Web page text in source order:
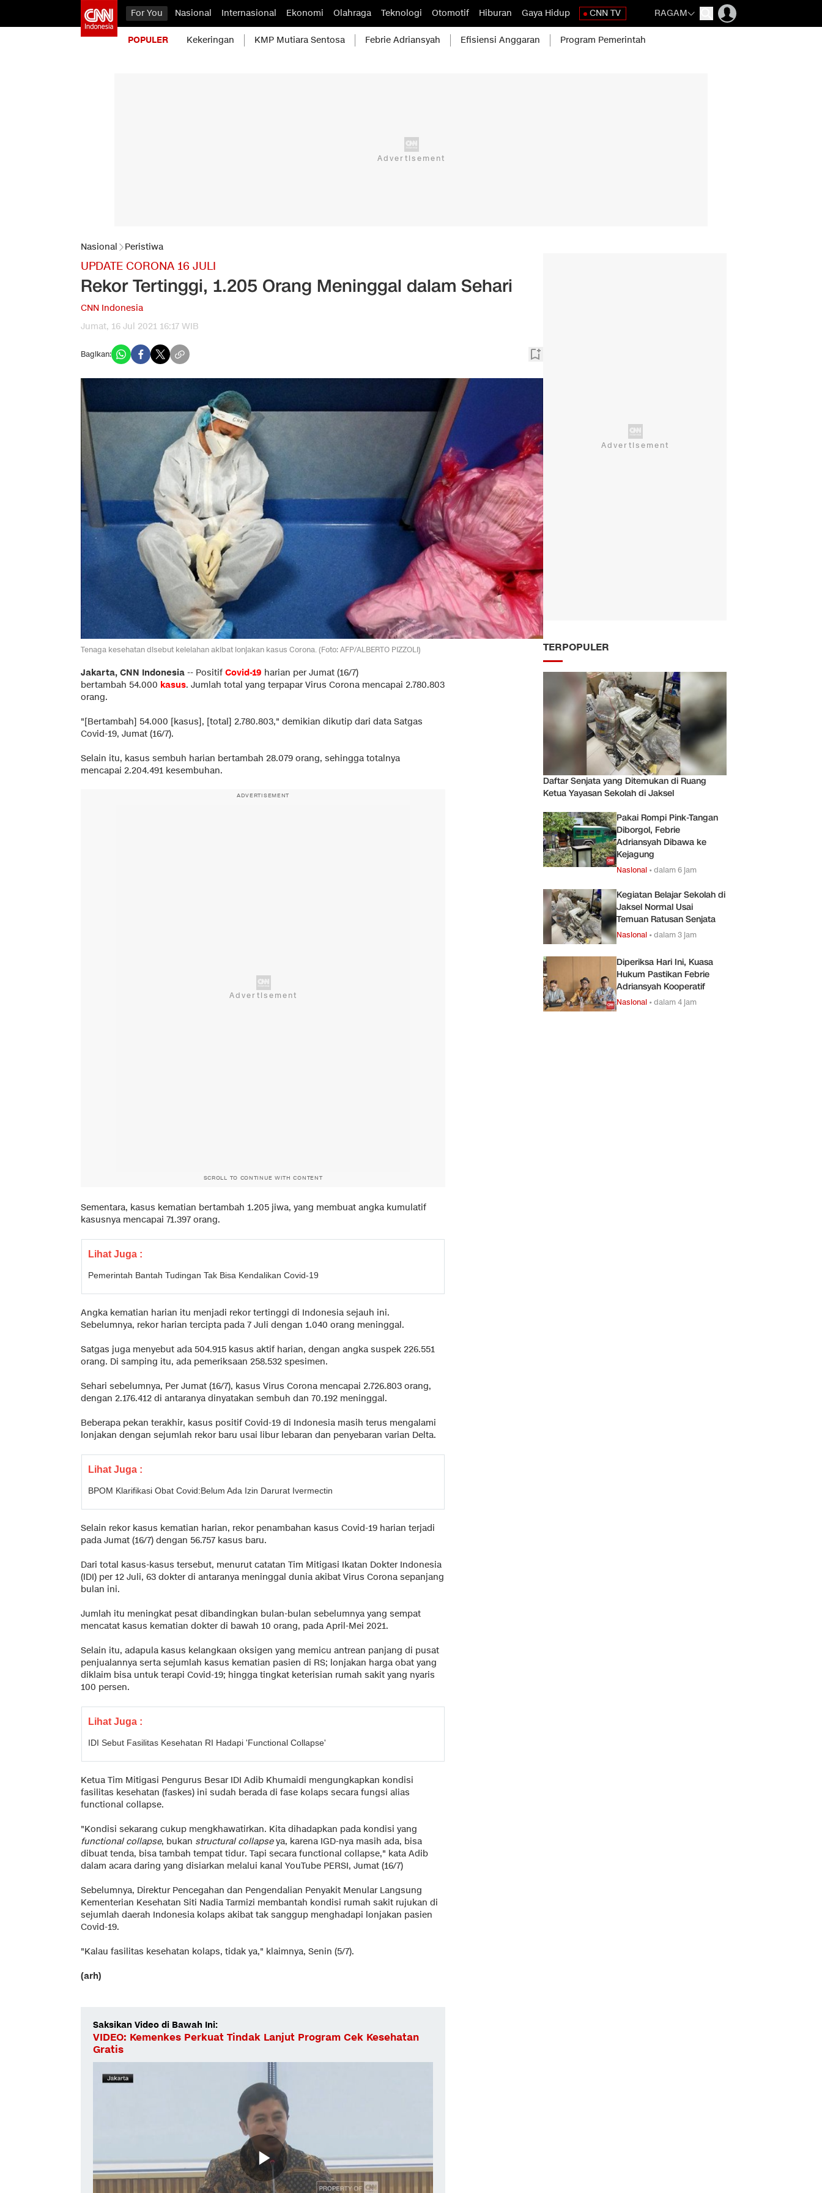
For You Nasional Internasional Ekonomi Olahraga Teknologi Otomotif Hiburan Gaya Hidup CNN TV RAGAM
POPULER Kekeringan KMP Mutiara Sentosa Febrie Adriansyah Efisiensi Anggaran Program Pemerintah
Nasional Peristiwa
UPDATE CORONA 16 JULI
Rekor Tertinggi, 1.205 Orang Meninggal dalam Sehari
CNN Indonesia
Jumat, 16 Jul 2021 16:17 WIB
Bagikan:
Tenaga kesehatan disebut kelelahan akibat lonjakan kasus Corona. (Foto: AFP/ALBERTO PIZZOLI)
Jakarta, CNN Indonesia -- Positif Covid-19 harian per Jumat (16/7)
bertambah 54.000 kasus. Jumlah total yang terpapar Virus Corona mencapai 2.780.803
orang.
"[Bertambah] 54.000 [kasus], [total] 2.780.803," demikian dikutip dari data Satgas
Covid-19, Jumat (16/7).
Selain itu, kasus sembuh harian bertambah 28.079 orang, sehingga totalnya
mencapai 2.204.491 kesembuhan.
ADVERTISEMENT
SCROLL TO CONTINUE WITH CONTENT
Sementara, kasus kematian bertambah 1.205 jiwa, yang membuat angka kumulatif
kasusnya mencapai 71.397 orang.
Lihat Juga :
Pemerintah Bantah Tudingan Tak Bisa Kendalikan Covid-19
Angka kematian harian itu menjadi rekor tertinggi di Indonesia sejauh ini.
Sebelumnya, rekor harian tercipta pada 7 Juli dengan 1.040 orang meninggal.
Satgas juga menyebut ada 504.915 kasus aktif harian, dengan angka suspek 226.551
orang. Di samping itu, ada pemeriksaan 258.532 spesimen.
Sehari sebelumnya, Per Jumat (16/7), kasus Virus Corona mencapai 2.726.803 orang,
dengan 2.176.412 di antaranya dinyatakan sembuh dan 70.192 meninggal.
Beberapa pekan terakhir, kasus positif Covid-19 di Indonesia masih terus mengalami
lonjakan dengan sejumlah rekor baru usai libur lebaran dan penyebaran varian Delta.
Lihat Juga :
BPOM Klarifikasi Obat Covid:Belum Ada Izin Darurat Ivermectin
Selain rekor kasus kematian harian, rekor penambahan kasus Covid-19 harian terjadi
pada Jumat (16/7) dengan 56.757 kasus baru.
Dari total kasus-kasus tersebut, menurut catatan Tim Mitigasi Ikatan Dokter Indonesia
(IDI) per 12 Juli, 63 dokter di antaranya meninggal dunia akibat Virus Corona sepanjang
bulan ini.
Jumlah itu meningkat pesat dibandingkan bulan-bulan sebelumnya yang sempat
mencatat kasus kematian dokter di bawah 10 orang, pada April-Mei 2021.
Selain itu, adapula kasus kelangkaan oksigen yang memicu antrean panjang di pusat
penjualannya serta sejumlah kasus kematian pasien di RS; lonjakan harga obat yang
diklaim bisa untuk terapi Covid-19; hingga tingkat keterisian rumah sakit yang nyaris
100 persen.
Lihat Juga :
IDI Sebut Fasilitas Kesehatan RI Hadapi 'Functional Collapse'
Ketua Tim Mitigasi Pengurus Besar IDI Adib Khumaidi mengungkapkan kondisi
fasilitas kesehatan (faskes) ini sudah berada di fase kolaps secara fungsi alias
functional collapse.
"Kondisi sekarang cukup mengkhawatirkan. Kita dihadapkan pada kondisi yang
functional collapse, bukan structural collapseya, karena IGD-nya masih ada, bisa
dibuat tenda, bisa tambah tempat tidur. Tapi secara functional collapse," kata Adib
dalam acara daring yang disiarkan melalui kanal YouTube PERSI, Jumat (16/7)
Sebelumnya, Direktur Pencegahan dan Pengendalian Penyakit Menular Langsung
Kementerian Kesehatan Siti Nadia Tarmizi membantah kondisi rumah sakit rujukan di
sejumlah daerah Indonesia kolaps akibat tak sanggup menghadapi lonjakan pasien
Covid-19.
"Kalau fasilitas kesehatan kolaps, tidak ya," klaimnya, Senin (5/7).
(arh)
Saksikan Video di Bawah Ini:
VIDEO: Kemenkes Perkuat Tindak Lanjut Program Cek Kesehatan
Gratis
TERPOPULER
Daftar Senjata yang Ditemukan di Ruang
Ketua Yayasan Sekolah di Jaksel
Pakai Rompi Pink-Tangan
Diborgol, Febrie
Adriansyah Dibawa ke
Kejagung
Nasional •dalam 6 jam
Kegiatan Belajar Sekolah di
Jaksel Normal Usai
Temuan Ratusan Senjata
Nasional •dalam 3 jam
Diperiksa Hari Ini, Kuasa
Hukum Pastikan Febrie
Adriansyah Kooperatif
Nasional •dalam 4 jam